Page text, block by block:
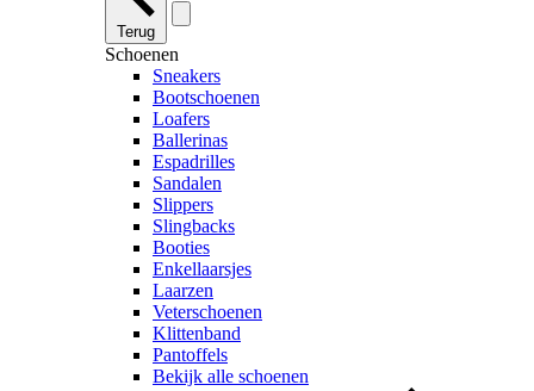
Terug
Schoenen
Sneakers
Bootschoenen
Loafers
Ballerinas
Espadrilles
Sandalen
Slippers
Slingbacks
Booties
Enkellaarsjes
Laarzen
Veterschoenen
Klittenband
Pantoffels
Bekijk alle schoenen